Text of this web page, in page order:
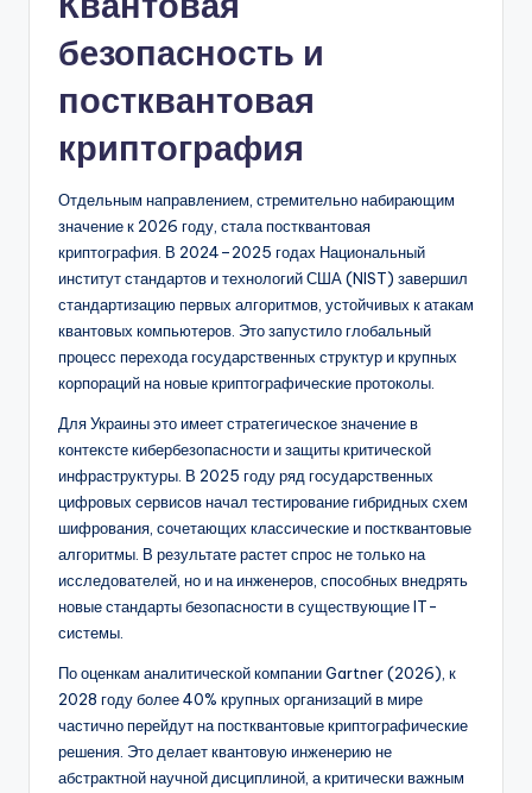
безопасность и
постквантовая
криптография
Отдельным направлением, стремительно набирающим
значение к 2026 году, стала постквантовая
криптография. В 2024–2025 годах Национальный
институт стандартов и технологий США (NIST) завершил
стандартизацию первых алгоритмов, устойчивых к атакам
квантовых компьютеров. Это запустило глобальный
процесс перехода государственных структур и крупных
корпораций на новые криптографические протоколы.
Для Украины это имеет стратегическое значение в
контексте кибербезопасности и защиты критической
инфраструктуры. В 2025 году ряд государственных
цифровых сервисов начал тестирование гибридных схем
шифрования, сочетающих классические и постквантовые
алгоритмы. В результате растет спрос не только на
исследователей, но и на инженеров, способных внедрять
новые стандарты безопасности в существующие IT-
системы.
По оценкам аналитической компании Gartner (2026), к
2028 году более 40% крупных организаций в мире
частично перейдут на постквантовые криптографические
решения. Это делает квантовую инженерию не
абстрактной научной дисциплиной, а критически важным